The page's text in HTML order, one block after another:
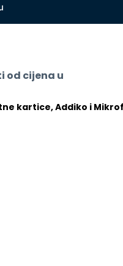
od cijena u
kartice, Addiko i